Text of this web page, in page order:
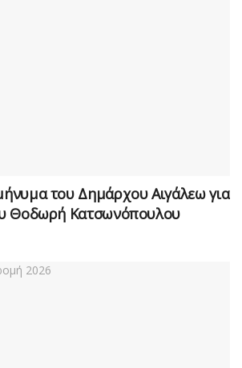
του Δημάρχου Αιγάλεω για
Θοδωρή Κατσωνόπουλου